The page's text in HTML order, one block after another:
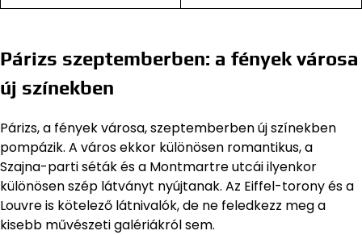
Párizs szeptemberben: a fények városa
új színekben
Párizs, a fények városa, szeptemberben új színekben
pompázik. A város ekkor különösen romantikus, a
Szajna-parti séták és a Montmartre utcái ilyenkor
különösen szép látványt nyújtanak. Az Eiffel-torony és a
Louvre is kötelező látnivalók, de ne feledkezz meg a
kisebb művészeti galériákról sem.